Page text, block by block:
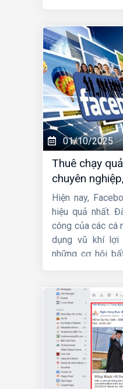
01/10/2025
Thuê chạy
chuyên
Hiện nay,
hiệu quả nhất.
công của các cá
dụng vũ khí lợi
những cơ hội
uy tín, chuyên
dõi ngay bài viết